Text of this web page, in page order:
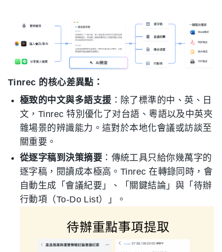
Tinrec 的核心差異點：
極致的中文與多語支援 ：除了標準的中、英、日
文，Tinrec 特別優化了对台語、粵語以及中英夾
雜場景的辨識能力。這對於本地化會議或訪談至
關重要。
從逐字稿到決策摘要 ：傳統工具只給你幾萬字的
逐字稿，閱讀成本極高。Tinrec 在轉錄同時，會
自動生成「會議紀要」、「關鍵結論」與「待辦
行動項（To-Do List）」。